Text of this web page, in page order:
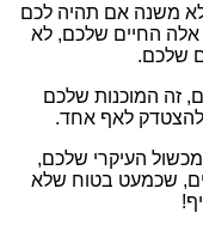
משנה אם תהיה לכם
החיים שלכם, לא
שלכם.
זה המוכנות שלכם
להצטדק לאף אחד.
העיקרי שלכם,
שכמעט בטוח שלא